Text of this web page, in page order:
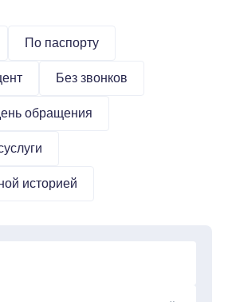
По паспорту
Без звонков
обращения
историей